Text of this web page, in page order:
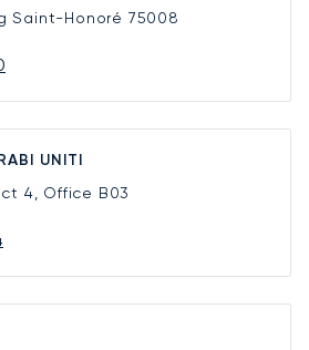
Saint-Honoré 75008
UNITI
4, Office B03